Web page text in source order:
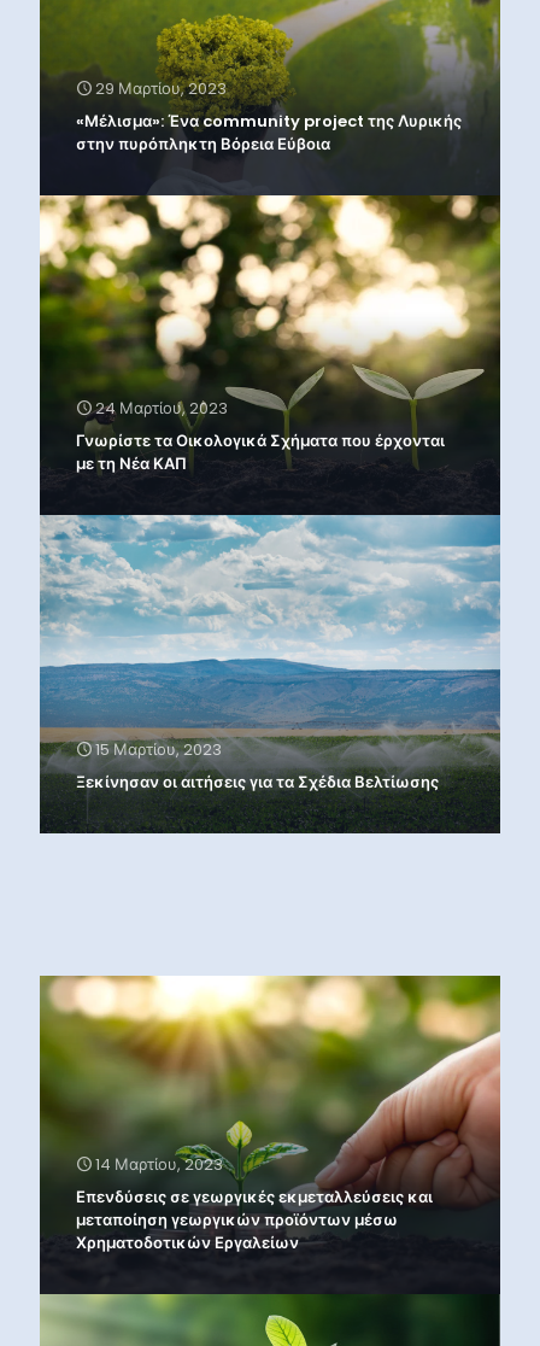
29 Μαρτίου, 2023
«Μέλισμα»: Ένα community project της Λυρικής
στην πυρόπληκτη Βόρεια Εύβοια
24 Μαρτίου, 2023
Γνωρίστε τα Οικολογικά Σχήματα που έρχονται
με τη Νέα ΚΑΠ
15 Μαρτίου, 2023
Ξεκίνησαν οι αιτήσεις για τα Σχέδια Βελτίωσης
14 Μαρτίου, 2023
Επενδύσεις σε γεωργικές εκμεταλλεύσεις και
μεταποίηση γεωργικών προϊόντων μέσω
Χρηματοδοτικών Εργαλείων